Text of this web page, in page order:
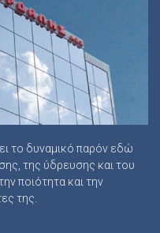
το δυναμικό παρόν εδώ
της ύδρευσης και του
ποιότητα και την
της.